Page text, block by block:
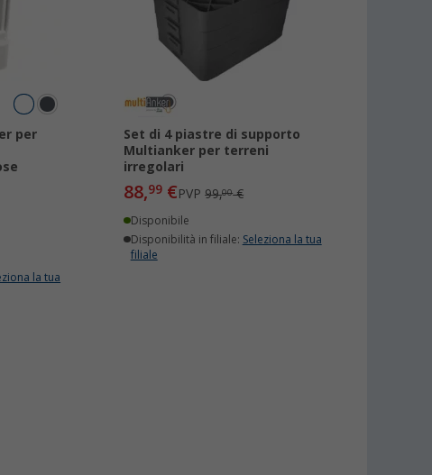
per
la tua
Set di 4 piastre di supporto
Multianker per terreni
irregolari
88,99 €PVP99,00€
Disponibile
Disponibilità in filiale: Seleziona la tua
filiale